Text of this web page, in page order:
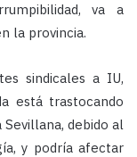
va a
la provincia.
sindicales a IU,
está trastocando
debido al
y podría afectar